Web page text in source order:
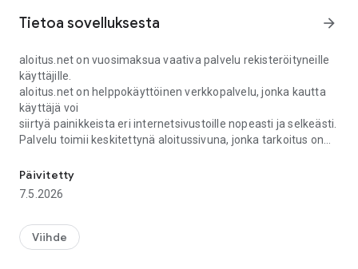
Tietoa sovelluksesta arrow_forward
aloitus.net on vuosimaksua vaativa palvelu rekisteröityneille
käyttäjille.
aloitus.net on helppokäyttöinen verkkopalvelu, jonka kautta
käyttäjä voi
siirtyä painikkeista eri internetsivustoille nopeasti ja selkeästi.
Palvelu toimii keskitettynä aloitussivuna, jonka tarkoitus on
verkkosisältöjen avaamista yhdestä paikasta.
Sivustossa on näkyvä talopainike, jota painamalla käyttäjä
vaiheessa.
Tämä tekee liikkumisesta yksinkertaista ja auttaa käyttäjää
Päivitetty
7.5.2026
Viihde